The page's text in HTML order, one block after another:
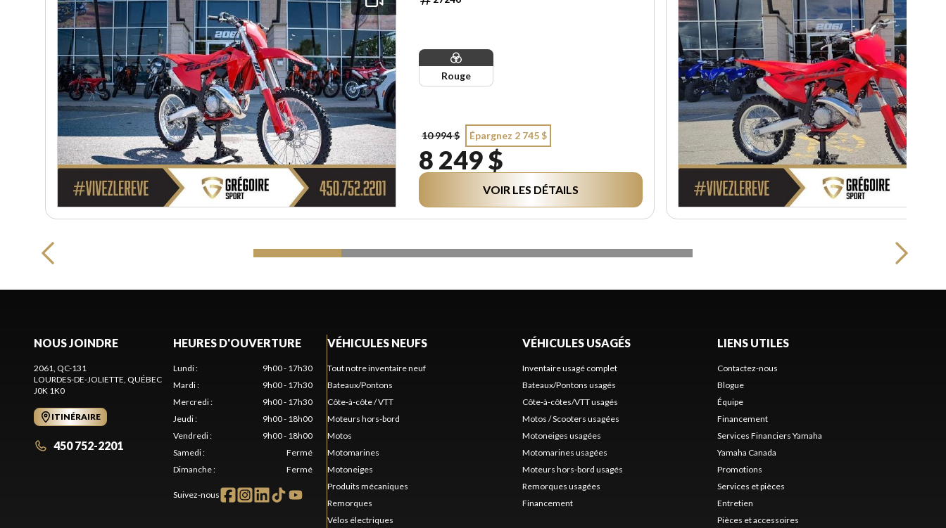
Rouge
10 994 $ Épargnez 2 745 $
8 249 $
VOIR LES DÉTAILS
NOUS JOINDRE
2061, QC-131
LOURDES-DE-JOLIETTE , QUÉBEC
J0K 1K0
ITINÉRAIRE
450 752-2201
HEURES D'OUVERTURE
Lundi:
9h00 - 17h30
Mardi:
9h00 - 17h30
Mercredi:
9h00 - 17h30
Jeudi:
9h00 - 18h00
Vendredi:
9h00 - 18h00
Samedi:
Fermé
Dimanche: Fermé
Suivez-nous
VÉHICULES NEUFS
Tout notre inventaire neuf
Bateaux/Pontons
Côte-à-côte / VTT
Moteurs hors-bord
Motos
Motomarines
Motoneiges
Produits mécaniques
Remorques
Vélos électriques
VÉHICULES USAGÉS
Inventaire usagé complet
Bateaux/Pontons usagés
Côte-à-côtes/VTT usagés
Motos / Scooters usagées
Motoneiges usagées
Motomarines usagées
Moteurs hors-bord usagés
Remorques usagées
Financement
LIENS UTILES
Contactez-nous
Blogue
Équipe
Financement
Services Financiers Yamaha
Yamaha Canada
Promotions
Services et pièces
Entretien
Pièces et accessoires